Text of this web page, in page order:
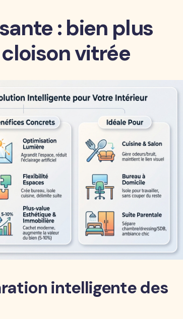
: bien plus
vitrée
intelligente des